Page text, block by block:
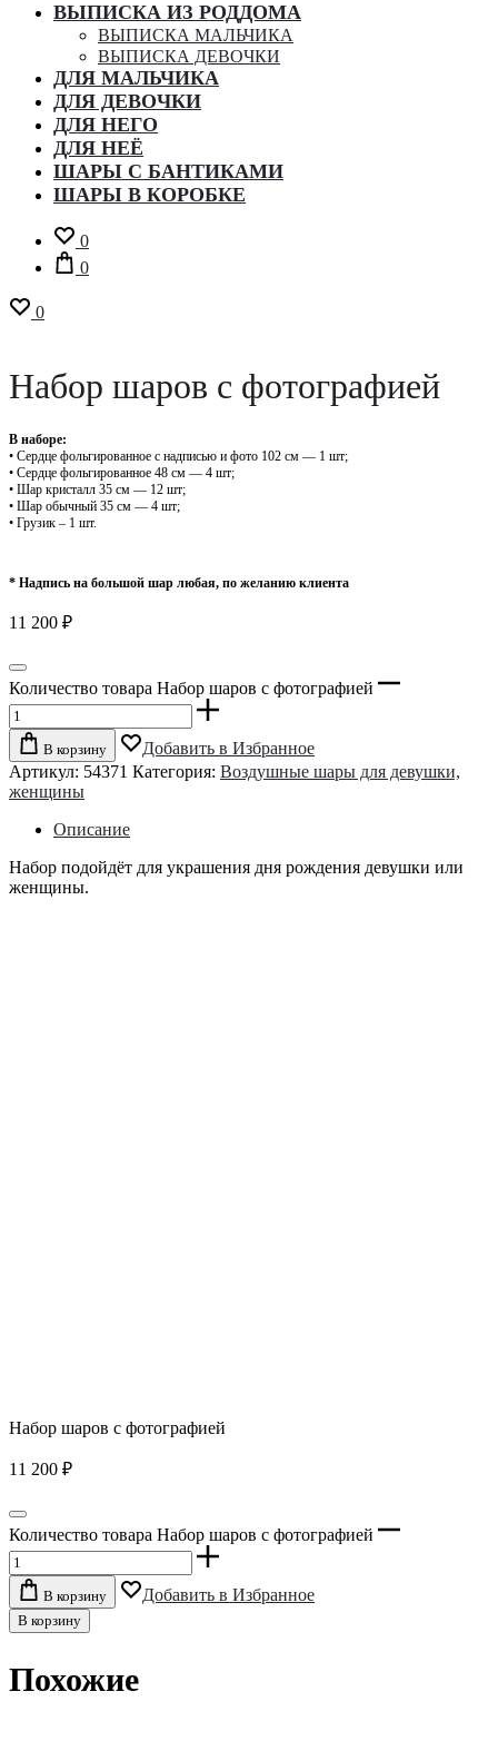
ВЫПИСКА ИЗ РОДДОМА
ВЫПИСКА МАЛЬЧИКА
ВЫПИСКА ДЕВОЧКИ
ДЛЯ МАЛЬЧИКА
ДЛЯ ДЕВОЧКИ
ДЛЯ НЕГО
ДЛЯ НЕЁ
ШАРЫ С БАНТИКАМИ
ШАРЫ В КОРОБКЕ
0
0
0
Набор шаров с фотографией
В наборе:
• ⁠Сердце фольгированное с надписью и фото 102 см — 1 шт;
• ⁠Сердце фольгированное 48 см — 4 шт;
• ⁠Шар кристалл 35 см — 12 шт;
• ⁠Шар обычный 35 см — 4 шт;
• Грузик – 1 шт.
* Надпись на большой шар любая, по желанию клиента
11 200 ₽
Количество товара Набор шаров с фотографией
В корзину
Добавить в Избранное
Артикул: 54371 Категория: Воздушные шары для девушки,
женщины
Описание
Набор подойдёт для украшения дня рождения девушки или
женщины.
Набор шаров с фотографией
11 200 ₽
Количество товара Набор шаров с фотографией
В корзину Добавить в Избранное
В корзину
Похожие